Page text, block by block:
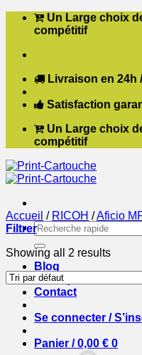
Passer Un Large choix
compétitif
Livraison en 24h
Satisfaction
Un Large choix
compétitif
Recherche
pour :
Blog
Boutique
Contact
Se connecter /
Panier /0,00 € 0
Accueil / RICOH /Aficio
Filtrer
Showing all 2 results